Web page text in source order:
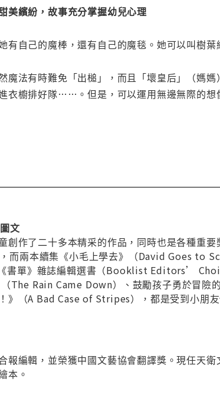
繽紛，故事充分掌握幼兒心理
有自己的魔棒，還有自己的魔毯。她可以叫樹
魔法有時難免「出槌」，而且「壞皇后」（媽
衣櫥排好隊……。但是，可以運用無邊無際的想
文
創作了二十多本精采的作品，同時也是各種重
而兩本續集《小毛上學去》（David Goes to
書單》雜誌編輯選書（Booklist Editors’
The Rain Came Down）、鼓勵孩子勇於冒
》（A Bad Case of Stripes），都是受到小朋
報編輯，並榮獲中國文藝協會翻譯獎。現任天
本。